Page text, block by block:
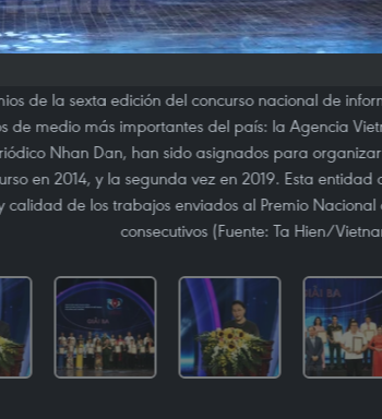
de la sexta edición del concurso nacional de
de medio más importantes del país: la Agencia
Nhan Dan, han sido asignados para
en 2014, y la segunda vez en 2019. Esta entidad
de los trabajos enviados al Premio
consecutivos (Fuente: Ta Hien/